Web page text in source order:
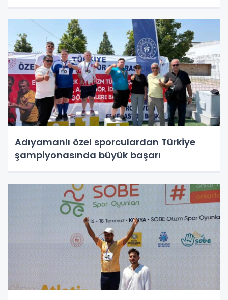
Adıyamanlı özel sporculardan Türkiye
şampiyonasında büyük başarı